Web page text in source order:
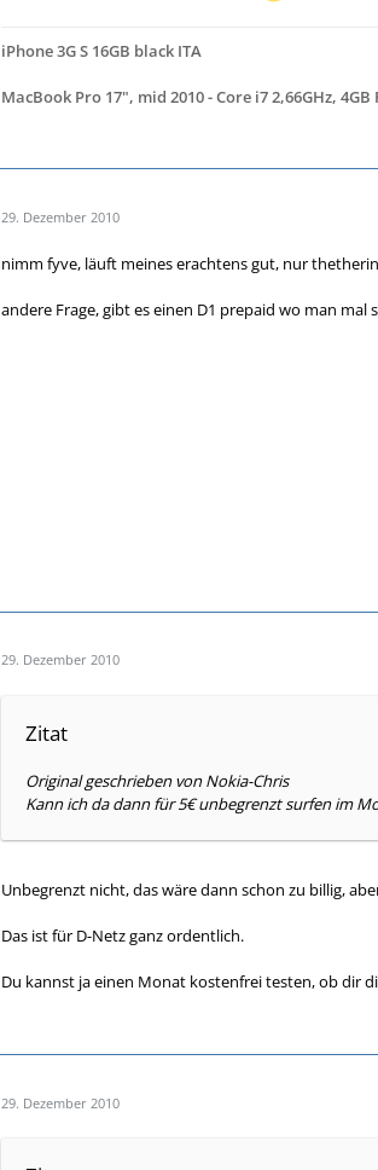
iPhone 3G S 16GB black ITA
MacBook Pro 17", mid 2010 - Core i7 2,66GHz, 4GB
29. Dezember 2010
nimm fyve, läuft meines erachtens gut, nur
andere Frage, gibt es einen D1 prepaid wo man
29. Dezember 2010
Zitat
Original geschrieben von Nokia-Chris
Kann ich da dann für 5€ unbegrenzt surfen im
Unbegrenzt nicht, das wäre dann schon zu billig,
Das ist für D-Netz ganz ordentlich.
Du kannst ja einen Monat kostenfrei testen, ob dir
29. Dezember 2010